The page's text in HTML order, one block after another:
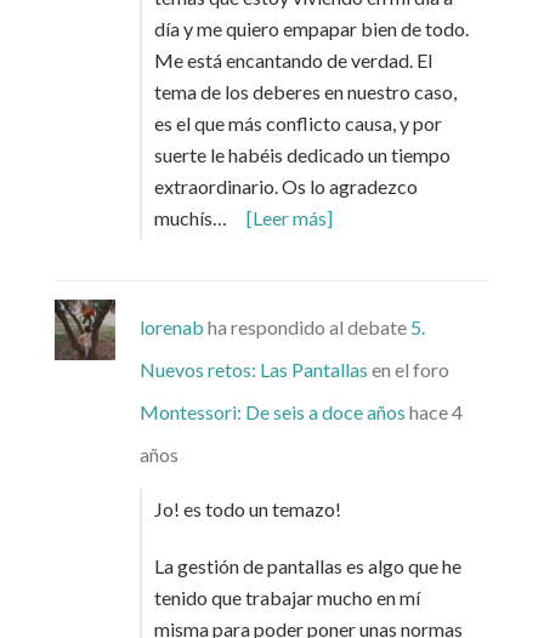
día y me quiero empapar bien de todo.
Me está encantando de verdad. El
tema de los deberes en nuestro caso,
es el que más conflicto causa, y por
suerte le habéis dedicado un tiempo
extraordinario. Os lo agradezco
muchís…
[Leer más]
lorenab ha respondido al debate 5.
Nuevos retos: Las Pantallas en el foro
Montessori: De seis a doce años hace 4
años
Jo! es todo un temazo!
La gestión de pantallas es algo que he
tenido que trabajar mucho en mí
misma para poder poner unas normas